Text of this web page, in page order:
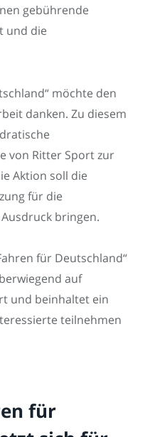
gebührende
und die
möchte den
danken. Zu diesem
von Ritter Sport zur
Aktion soll die
für die
bringen.
für Deutschland“
auf
und beinhaltet ein
teilnehmen
für